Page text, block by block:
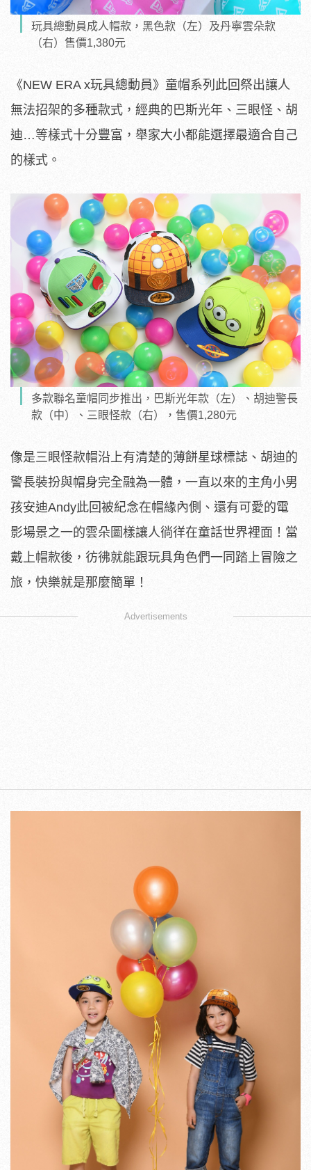
玩具總動員成人帽款，黑色款（左）及丹寧雲朵款
（右）售價1,380元
《NEW ERA x玩具總動員》童帽系列此回祭出讓人
無法招架的多種款式，經典的巴斯光年、三眼怪、胡
迪…等樣式十分豐富，舉家大小都能選擇最適合自己
的樣式。
多款聯名童帽同步推出，巴斯光年款（左）、胡迪警長
款（中）、三眼怪款（右），售價1,280元
像是三眼怪款帽沿上有清楚的薄餅星球標誌、胡迪的
警長裝扮與帽身完全融為一體，一直以來的主角小男
孩安迪Andy此回被紀念在帽緣內側、還有可愛的電
影場景之一的雲朵圖樣讓人徜徉在童話世界裡面！當
戴上帽款後，彷彿就能跟玩具角色們一同踏上冒險之
旅，快樂就是那麼簡單！
Advertisements